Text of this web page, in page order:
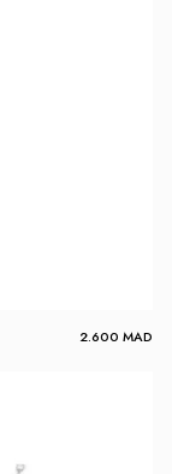
2.600 MAD